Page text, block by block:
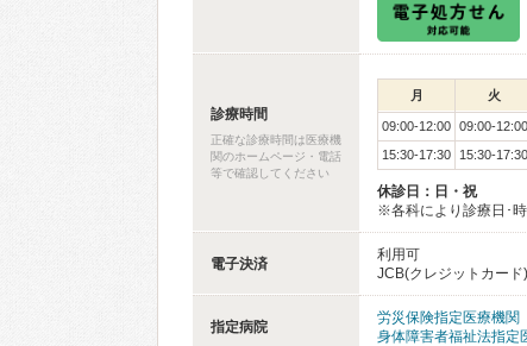
診療時間
正確な診療時間は医療機
関のホームページ・電話
等で確認してください
月 火
09:00-12:00 09:00-12:00
15:30-17:30
15:30-17:30
休診日：日・祝
※各科により診療日･
電子決済
利用可
JCB(クレジットカー
指定病院
労災保険指定医療機関
身体障害者福祉法指定